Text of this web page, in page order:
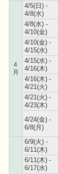
4
月
4/5(日) -
4/8(水)
4/8(水) -
4/10(金)
4/10(金) -
4/15(水)
4/15(水) -
4/16(木)
4/16(木) -
4/21(火)
4/21(火) -
4/23(木)
4/24(金) -
6/8(月)
6/9(火) -
6/11(木)
6/11(木) -
6/17(水)